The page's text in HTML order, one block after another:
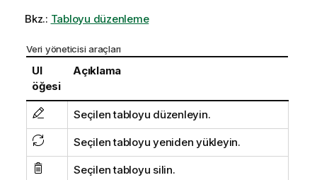
Bkz.: Tabloyu düzenleme
Veri yöneticisi araçları
UI
öğesi
Açıklama
Seçilen tabloyu düzenleyin.
Seçilen tabloyu yeniden yükleyin.
Seçilen tabloyu silin.